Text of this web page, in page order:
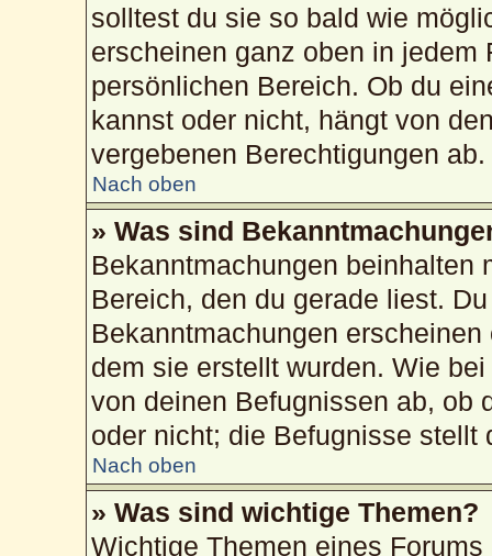
solltest du sie so bald wie
erscheinen ganz oben in
persönlichen Bereich. Ob du
kannst oder nicht, hängt von
vergebenen Berechtigungen ab.
Nach oben
» Was sind
Bekanntmachungen beinhalten
Bereich, den du gerade liest.
Bekanntmachungen
dem sie erstellt wurden. Wie
von deinen Befugnissen ab, ob
oder nicht; die Befugnisse stellt
Nach oben
» Was sind wichtige Themen?
Wichtige Themen eines